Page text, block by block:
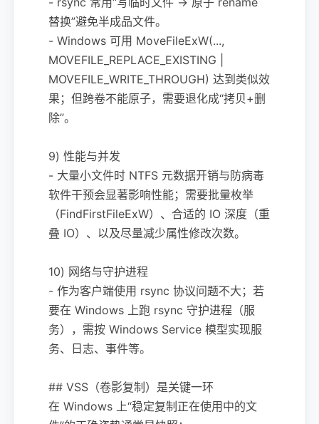
替换”避免半成品文件。
- Windows 可用 MoveFileExW(...,
MOVEFILE_REPLACE_EXISTING |
MOVEFILE_WRITE_THROUGH) 达到类似效
果；但跨卷不能原子，需要退化成“拷贝+删
除”。
9) 性能与并发
- 大量小文件时 NTFS 元数据开销与防病毒
软件干预会显著影响性能；需要批量枚举
（FindFirstFileExW）、合适的 IO 深度（重
叠 IO）、以及尽量减少属性修改次数。
10) 网络与守护进程
- 作为客户端使用 rsync 协议问题不大；若
要在 Windows 上跑 rsync 守护进程（服
务），需按 Windows Service 模型实现服
务、日志、事件等。
## VSS（卷影复制）是关键一环
在 Windows 上“稳定复制正在使用中的文